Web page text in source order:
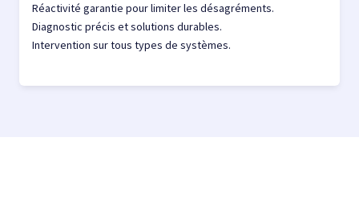
Réactivité garantie pour limiter les désagréments.
Diagnostic précis et solutions durables.
Intervention sur tous types de systèmes.